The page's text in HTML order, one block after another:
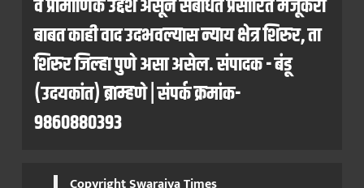
व प्रामाणिक उद्देश असून संबधित प्रसारित मजूकरा
बाबत काही वाद उदभवल्यास न्याय क्षेत्र शिरुर, ता
शिरुर जिल्हा पुणे असा असेल. संपादक - बंडू
(उदयकांत) ब्राम्हणे | संपर्क क्रमांक-
9860880393